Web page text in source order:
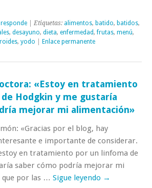
| Etiquetas: alimentos, batido, batidos,
, desayuno, dieta, enfermedad,frutas, menú,
, yodo Enlace permanente
«Estoy en tratamiento
Hodgkin y me gustaría
mejorar mi alimentación»
«Gracias por el blog, hay
e importante de considerar.
en tratamiento por un linfoma de
saber cómo podría mejorar mi
que por las … Sigue leyendo →